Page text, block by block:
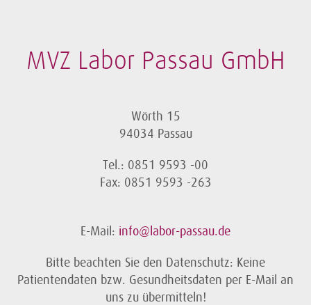
MVZ Labor Passau GmbH
Wörth 15
94034 Passau
Tel.: 0851 9593 -00
Fax: 0851 9593 -263
E-Mail: info@labor-passau.de
Bitte beachten Sie den Datenschutz: Keine
Patientendaten bzw. Gesundheitsdaten per E-Mail an
uns zu übermitteln!